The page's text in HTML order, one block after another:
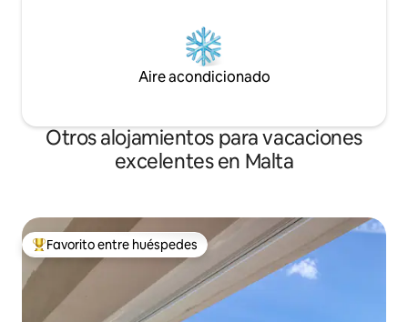
Aire acondicionado
Otros alojamientos para vacaciones
excelentes en Malta
Favorito entre los huéspedes más destacados
Favorito entre huéspedes